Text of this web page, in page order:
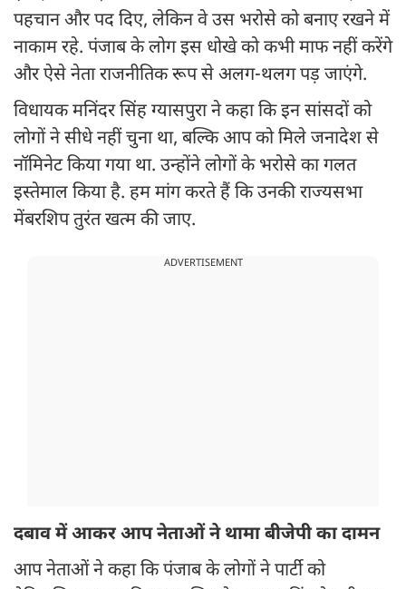
पहचान और पद दिए, लेकिन वे उस भरोसे को बनाए रखने में
नाकाम रहे. पंजाब के लोग इस धोखे को कभी माफ नहीं करेंगे
और ऐसे नेता राजनीतिक रूप से अलग-थलग पड़ जाएंगे.
विधायक मनिंदर सिंह ग्यासपुरा ने कहा कि इन सांसदों को
लोगों ने सीधे नहीं चुना था, बल्कि आप को मिले जनादेश से
नॉमिनेट किया गया था. उन्होंने लोगों के भरोसे का गलत
इस्तेमाल किया है. हम मांग करते हैं कि उनकी राज्यसभा
मेंबरशिप तुरंत खत्म की जाए.
ADVERTISEMENT
दबाव में आकर आप नेताओं ने थामा बीजेपी का दामन
आप नेताओं ने कहा कि पंजाब के लोगों ने पार्टी को